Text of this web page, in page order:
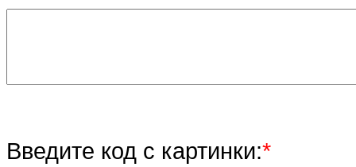
Введите код с картинки:*